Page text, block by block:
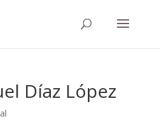
Díaz López